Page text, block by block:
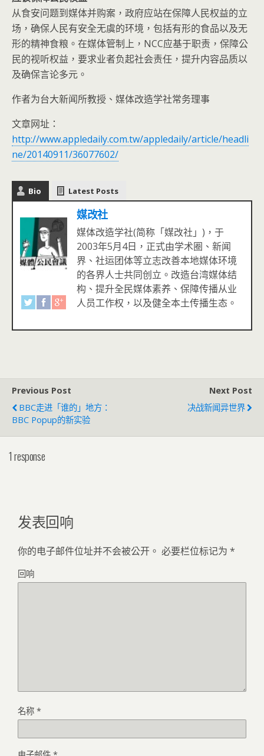
从食安问题到媒体并购案，政府应站在保障人民权益的立
场，确保人民有安全无虞的环境，包括有形的食品以及无
形的精神食粮。在媒体管制上，NCC应基于职责，保障公
民的视听权益，要求业者负起社会责任，提升内容品质以
及确保言论多元。
作者为台大新闻所教授、媒体改造学社常务理事
文章网址：
http://www.appledaily.com.tw/appledaily/article/headli
ne/20140911/36077602/
Bio Latest Posts
媒改社
媒体改造学社(简称「媒改社」)，于
2003年5月4日，正式由学术圈、新闻
界、社运团体等立志改善本地媒体环境
的各界人士共同创立。改造台湾媒体结
构、提升全民媒体素养、保障传播从业
人员工作权，以及健全本土传播生态。
Previous Post
BBC走进「谁的」地方：
BBC Popup的新实验
Next Post
决战新闻异世界
1 response
发表回响
你的电子邮件位址并不会被公开。 必要栏位标记为 *
回响
名称 *